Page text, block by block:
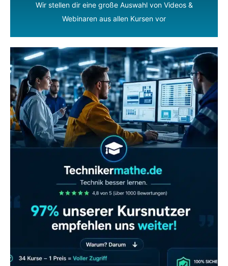
Wir stellen dir eine große Auswahl von Videos &
Webinaren aus allen Kursen vor